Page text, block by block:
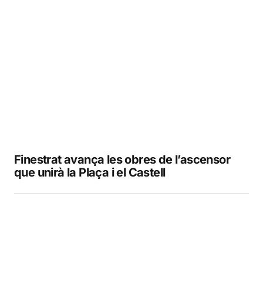
Finestrat avança les obres de l’ascensor
que unirà la Plaça i el Castell